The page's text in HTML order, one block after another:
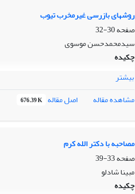
روشهای بازرسی غیرمخرب تیوب
صفحه30-32
سیدمحمدحسن موسوی
چکیده
بیشتر
مشاهده مقاله
اصل مقاله 676.39 K
مصاحبه با دکتر الله کرم
صفحه33-39
مبینا شادلو
چکیده